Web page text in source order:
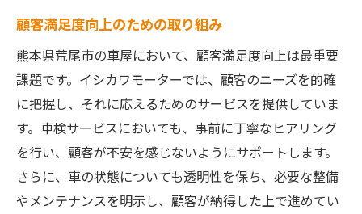
顧客満足度向上のための取り組み
熊本県荒尾市の車屋において、顧客満足度向上は最重要
課題です。イシカワモーターでは、顧客のニーズを的確
に把握し、それに応えるためのサービスを提供していま
す。車検サービスにおいても、事前に丁寧なヒアリング
を行い、顧客が不安を感じないようにサポートします。
さらに、車の状態についても透明性を保ち、必要な整備
やメンテナンスを明示し、顧客が納得した上で進めてい